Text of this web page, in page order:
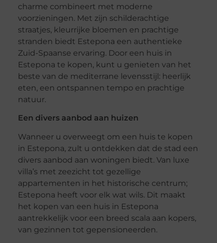
charme combineert met moderne
voorzieningen. Met zijn schilderachtige
straatjes, kleurrijke bloemen en prachtige
stranden biedt Estepona een authentieke
Zuid-Spaanse ervaring. Door een huis in
Estepona te kopen, kunt u genieten van het
beste van de mediterrane levensstijl: heerlijk
eten, een ontspannen tempo en prachtige
natuur.
Een divers aanbod aan huizen
Wanneer u overweegt om een huis te kopen
in Estepona, zult u ontdekken dat de stad een
divers aanbod aan woningen biedt. Van luxe
villa’s met zeezicht tot gezellige
appartementen in het historische centrum;
Estepona heeft voor elk wat wils. Dit maakt
het kopen van een huis in Estepona
aantrekkelijk voor een breed scala aan kopers,
van gezinnen tot gepensioneerden.